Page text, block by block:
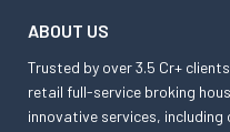
ABOUT US
Trusted by over 3.5 Cr+
retail full-service broking
innovative services,